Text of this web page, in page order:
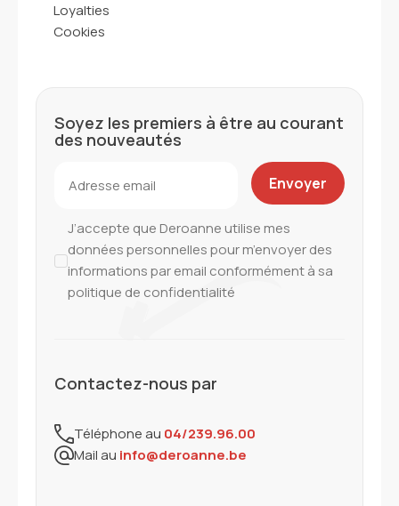
Loyalties
Cookies
Soyez les premiers à être au courant
des nouveautés
J’accepte que Deroanne utilise mes
données personnelles pour m’envoyer des
informations par email conformément à sa
politique de confidentialité
Contactez-nous par
Téléphone au 04/239.96.00
Mail au info@deroanne.be